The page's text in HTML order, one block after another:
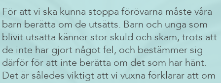
För att vi ska kunna stoppa förövarna måste våra
barn berätta om de utsätts. Barn och unga som
blivit utsatta känner stor skuld och skam, trots att
de inte har gjort något fel, och bestämmer sig
därför för att inte berätta om det som har hänt.
Det är således viktigt att vi vuxna förklarar att om